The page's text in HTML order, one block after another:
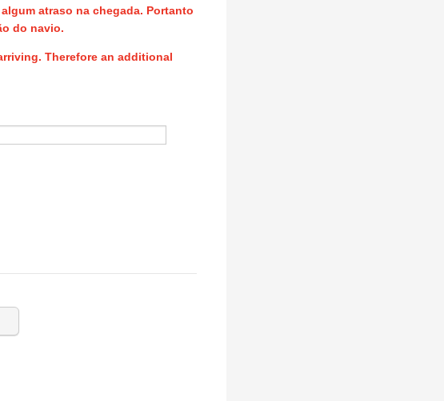
atraso na chegada. Portanto
do navio.
Therefore an additional